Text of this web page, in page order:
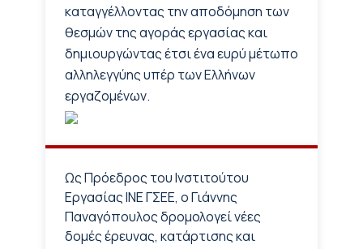
καταγγέλλοντας την αποδόμηση των
θεσμών της αγοράς εργασίας και
δημιουργώντας έτσι ένα ευρύ μέτωπο
αλληλεγγύης υπέρ των Ελλήνων
εργαζομένων.
Ως Πρόεδρος του Ινστιτούτου
Εργασίας ΙΝΕ ΓΣΕΕ, ο Γιάννης
Παναγόπουλος δρομολογεί νέες
δομές έρευνας, κατάρτισης και